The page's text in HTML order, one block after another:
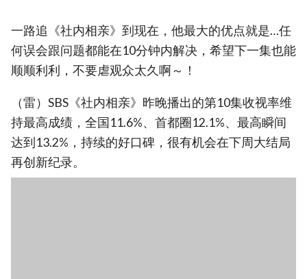
一路追《社内相亲》到现在，他最大的优点就是…任
何误会跟问题都能在10分钟内解决，希望下一集也能
顺顺利利，不要虐观众太久啊～！
（雷）SBS《社内相亲》昨晚播出的第10集收视率维
持最高成绩，全国11.6%、首都圈12.1%、最高瞬间
达到13.2%，持续的好口碑，很有机会在下周大结局
再创新纪录。